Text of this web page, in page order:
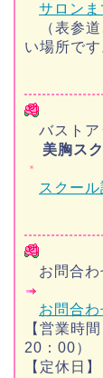
サロン
（表参道
い場所です
バストア
美胸スク
スクール
お問合
お問合
【営業時間
20：00）
【定休日】